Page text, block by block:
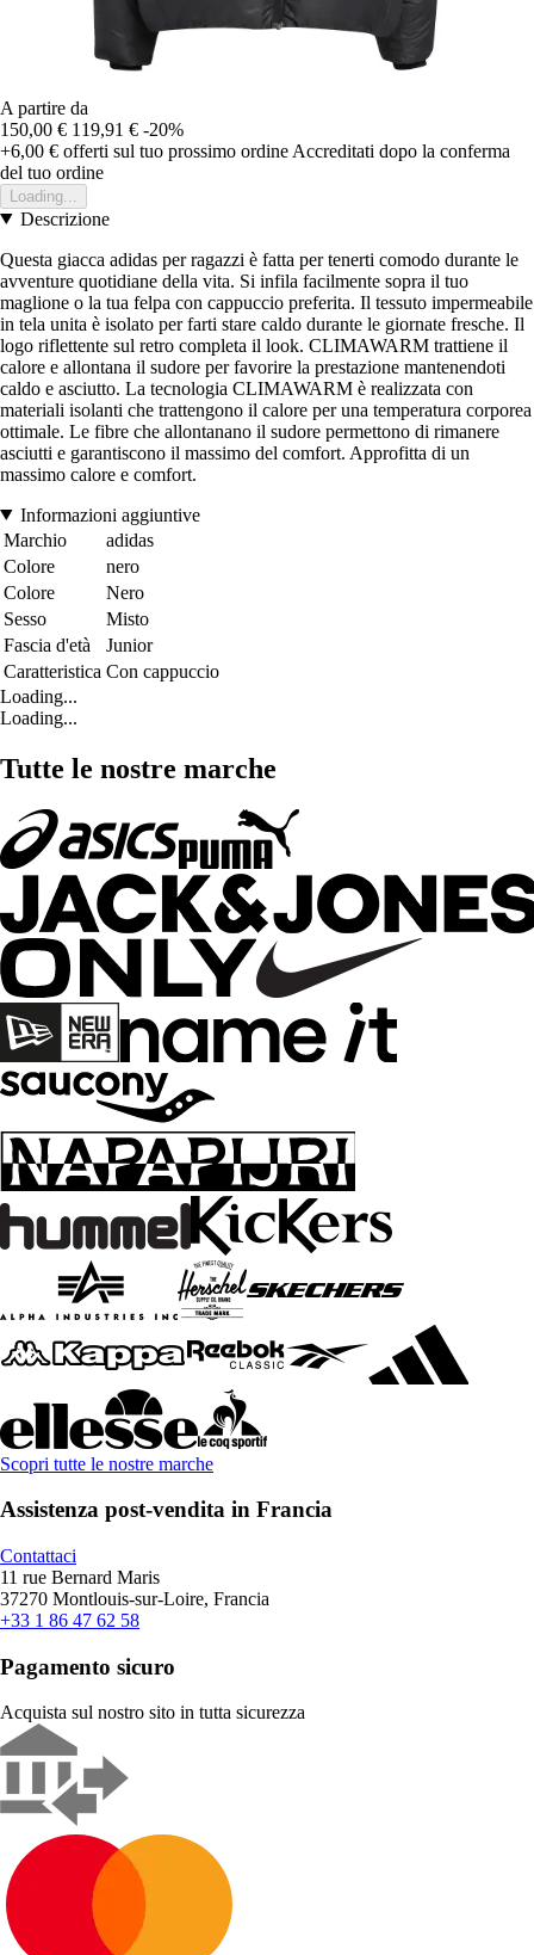
A partire da
150,00 € 119,91 € -20%
+6,00 € offerti sul tuo prossimo ordine Accreditati dopo la conferma
del tuo ordine
Loading...
Descrizione
Questa giacca adidas per ragazzi è fatta per tenerti comodo durante le
avventure quotidiane della vita. Si infila facilmente sopra il tuo
maglione o la tua felpa con cappuccio preferita. Il tessuto impermeabile
in tela unita è isolato per farti stare caldo durante le giornate fresche. Il
logo riflettente sul retro completa il look. CLIMAWARM trattiene il
calore e allontana il sudore per favorire la prestazione mantenendoti
caldo e asciutto. La tecnologia CLIMAWARM è realizzata con
materiali isolanti che trattengono il calore per una temperatura corporea
ottimale. Le fibre che allontanano il sudore permettono di rimanere
asciutti e garantiscono il massimo del comfort. Approfitta di un
massimo calore e comfort.
Informazioni aggiuntive
Marchio
adidas
Colore
nero
Colore
Nero
Sesso
Misto
Fascia d'età
Junior
Caratteristica Con cappuccio
Loading...
Loading...
Tutte le nostre marche
Scopri tutte le nostre marche
Assistenza post-vendita in Francia
Contattaci
11 rue Bernard Maris
37270 Montlouis-sur-Loire, Francia
+33 1 86 47 62 58
Pagamento sicuro
Acquista sul nostro sito in tutta sicurezza